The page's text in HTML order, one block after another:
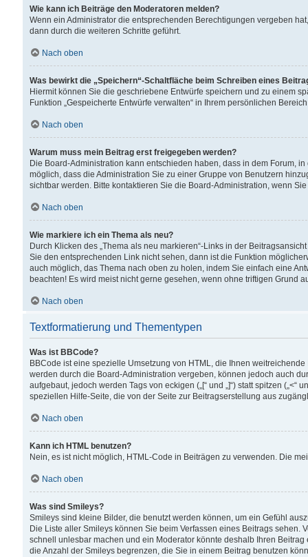
Wie kann ich Beiträge den Moderatoren melden?
Wenn ein Administrator die entsprechenden Berechtigungen vergeben
dann durch die weiteren Schritte geführt.
Nach oben
Was bewirkt die „Speichern“-Schaltfläche beim Schreiben eines
Hiermit können Sie die geschriebene Entwürfe speichern und zu einem
Funktion „Gespeicherte Entwürfe verwalten“ in Ihrem persönlichen
Nach oben
Warum muss mein Beitrag erst freigegeben werden?
Die Board-Administration kann entschieden haben, dass in dem Forum,
möglich, dass die Administration Sie zu einer Gruppe von Benutzern
sichtbar werden. Bitte kontaktieren Sie die Board-Administration, wenn
Nach oben
Wie markiere ich ein Thema als neu?
Durch Klicken des „Thema als neu markieren“-Links in der
Sie den entsprechenden Link nicht sehen, dann ist die Funktion
auch möglich, das Thema nach oben zu holen, indem Sie einfach eine
beachten! Es wird meist nicht gerne gesehen, wenn ohne triftigen Grund
Nach oben
Textformatierung und Thementypen
Was ist BBCode?
BBCode ist eine spezielle Umsetzung von HTML, die Ihnen
werden durch die Board-Administration vergeben, können jedoch auch
aufgebaut, jedoch werden Tags von eckigen („[“ und „]“) statt spitzen
speziellen Hilfe-Seite, die von der Seite zur Beitragserstellung aus
Nach oben
Kann ich HTML benutzen?
Nein, es ist nicht möglich, HTML-Code in Beiträgen zu verwenden. Die
Nach oben
Was sind Smileys?
Smileys sind kleine Bilder, die benutzt werden können, um ein Gefühl
Die Liste aller Smileys können Sie beim Verfassen eines Beitrags
schnell unlesbar machen und ein Moderator könnte deshalb Ihren
die Anzahl der Smileys begrenzen, die Sie in einem Beitrag benutzen